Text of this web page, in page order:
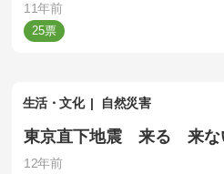
11年前
25
生活・文化 自然災害
東京直下地震 来る 来な
12年前